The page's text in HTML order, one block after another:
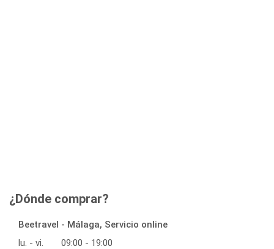
¿Dónde comprar?
Beetravel - Málaga, Servicio online
lu. - vi.
09:00 - 19:00